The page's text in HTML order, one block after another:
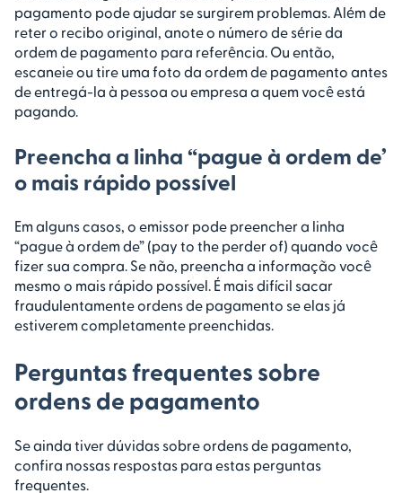
pagamento pode ajudar se surgirem problemas. Além de
reter o recibo original, anote o número de série da
ordem de pagamento para referência. Ou então,
escaneie ou tire uma foto da ordem de pagamento antes
de entregá-la à pessoa ou empresa a quem você está
pagando.
Preencha a linha “pague à ordem de’
o mais rápido possível
Em alguns casos, o emissor pode preencher a linha
“pague à ordem de” (pay to the perder of) quando você
fizer sua compra. Se não, preencha a informação você
mesmo o mais rápido possível. É mais difícil sacar
fraudulentamente ordens de pagamento se elas já
estiverem completamente preenchidas.
Perguntas frequentes sobre
ordens de pagamento
Se ainda tiver dúvidas sobre ordens de pagamento,
confira nossas respostas para estas perguntas
frequentes.